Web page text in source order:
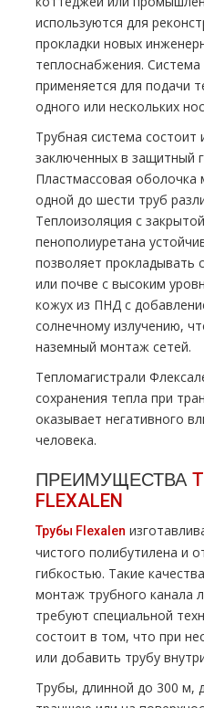
используются для
прокладки новых
теплоснабжения.
применяется для подачи
одного или нескольких
Трубная система
заключенных в защитный
Пластмассовая
одной до шести труб
Теплоизоляция с
пенополиуретана
позволяет прокладывать
или почве с высоким
кожух из ПНД с
солнечному излучению,
наземный монтаж сетей.
Тепломагистрали
сохранения тепла при
оказывает негативного
человека.
ПРЕИМУЩЕСТВА
FLEXALEN
Трубы Flехalеn
чистого полибутилена и
гибкостью. Такие
монтаж трубного канала
требуют специальной
состоит в том, что при
или добавить трубу
Трубы, длинной до 300 м,